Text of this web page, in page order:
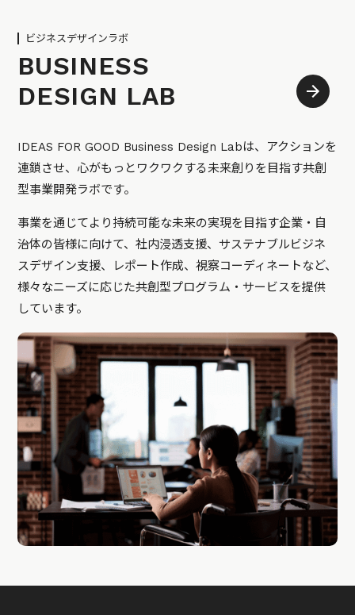
ビジネスデザインラボ
BUSINESS
DESIGN LAB
IDEAS FOR GOOD Business Design Labは、アクションを
連鎖させ、心がもっとワクワクする未来創りを目指す共創
型事業開発ラボです。
事業を通じてより持続可能な未来の実現を目指す企業・自
治体の皆様に向けて、社内浸透支援、サステナブルビジネ
スデザイン支援、レポート作成、視察コーディネートなど、
様々なニーズに応じた共創型プログラム・サービスを提供
しています。